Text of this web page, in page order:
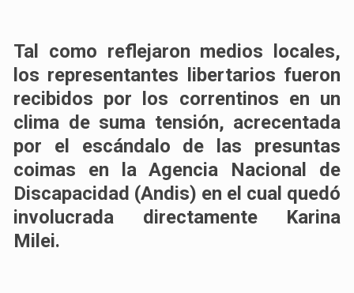
Tal como reflejaron medios locales,
los representantes libertarios fueron
recibidos por los correntinos en un
clima de suma tensión, acrecentada
por el escándalo de las presuntas
coimas en la Agencia Nacional de
Discapacidad (Andis) en el cual quedó
involucrada directamente Karina
Milei.